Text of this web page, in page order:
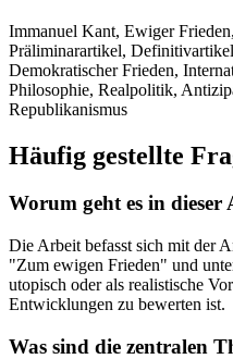
Immanuel Kant, Ewiger
Präliminarartikel,
Demokratischer Frieden,
Philosophie, Realpolitik,
Republikanismus
Häufig gestellte
Worum geht es in
Die Arbeit befasst sich mit der
"Zum ewigen Frieden" und
utopisch oder als realistische
Entwicklungen zu bewerten ist.
Was sind die zentralen